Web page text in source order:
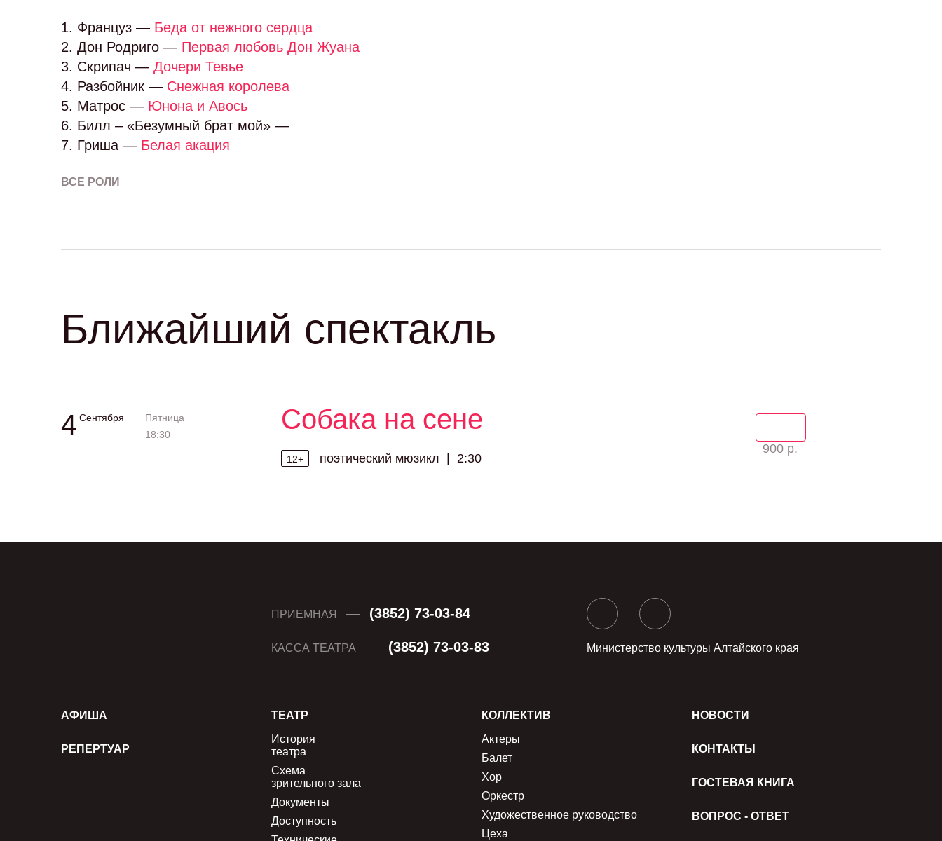
1. Француз — Беда от нежного сердца
2. Дон Родриго — Первая любовь Дон Жуана
3. Скрипач — Дочери Тевье
4. Разбойник — Снежная королева
5. Матрос — Юнона и Авось
6. Билл – «Безумный брат мой» —
7. Гриша — Белая акация
ВСЕ РОЛИ
Ближайший спектакль
4 Сентября
Пятница
18:30
Собака на сене
12+ поэтический мюзикл 2:30
900 р.
ПРИЕМНАЯ (3852) 73-03-84
КАССА ТЕАТРА (3852) 73-03-83 Министерство культуры Алтайского края
АФИША
РЕПЕРТУАР
ТЕАТР
История
театра
Схема
зрительного зала
Документы
Доступность
КОЛЛЕКТИВ
Актеры
Балет
Хор
Оркестр
Художественное руководство
Цеха
НОВОСТИ
КОНТАКТЫ
ГОСТЕВАЯ КНИГА
ВОПРОС - ОТВЕТ